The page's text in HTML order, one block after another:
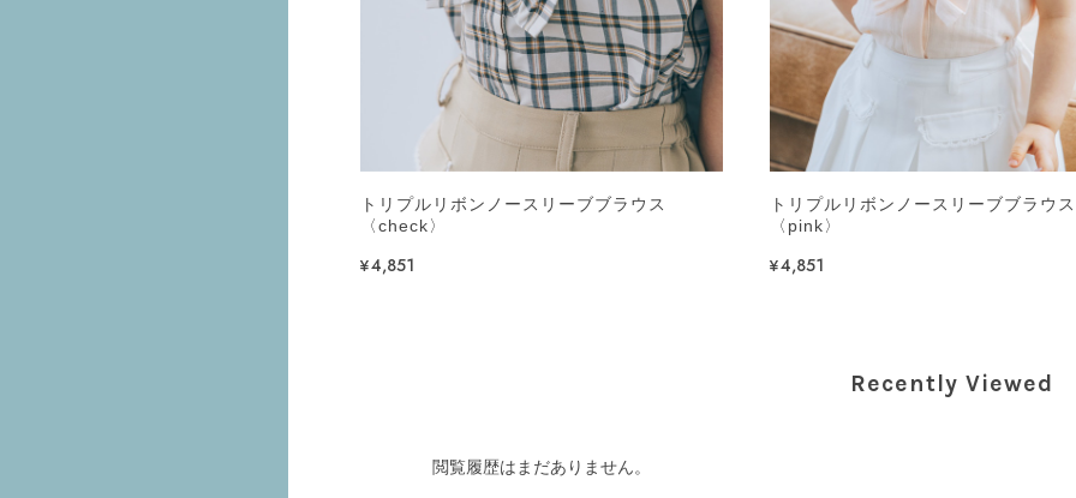
トリプルリボンノースリーブブラウス
〈check〉
¥4,851
トリプルリボンノースリーブブラウス
〈pink〉
¥4,851
Recently Viewed
閲覧履歴はまだありません。